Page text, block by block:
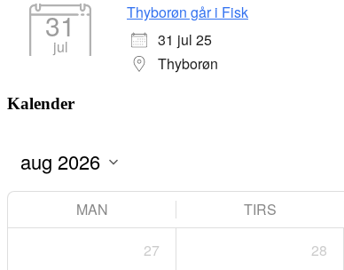
31
jul
Thyborøn går i Fisk
31 jul 25
Thyborøn
Kalender
MAN TIRS
27
28